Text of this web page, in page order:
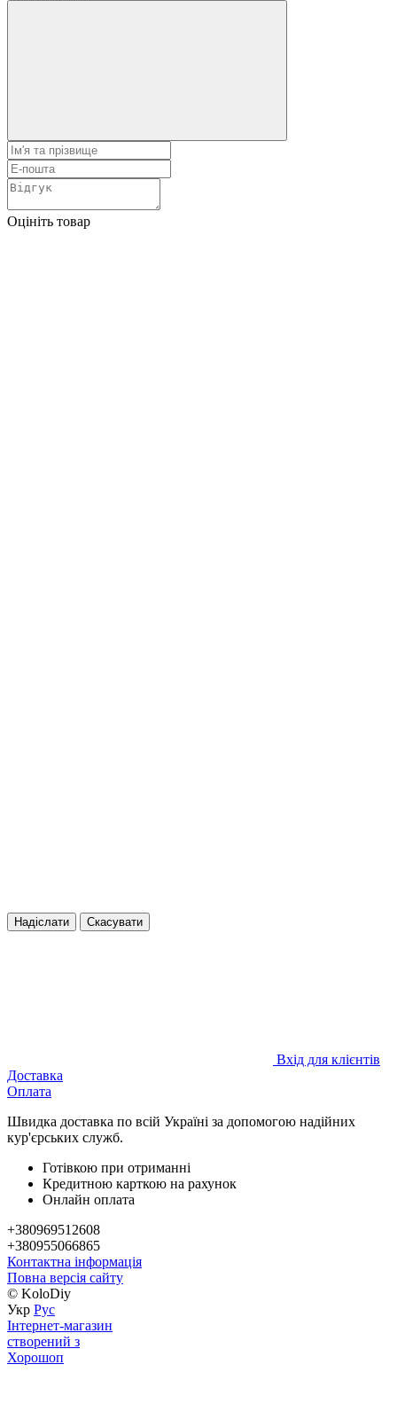
Оцініть товар
Надіслати Скасувати
Вхід для клієнтів
Доставка
Оплата
Швидка доставка по всій Україні за допомогою надійних
кур'єрських служб.
Готівкою при отриманні
Кредитною карткою на рахунок
Онлайн оплата
+380969512608
+380955066865
Контактна інформація
Повна версія сайту
© KoloDiy
Укр Рус
Інтернет-магазин
створений з
Хорошоп